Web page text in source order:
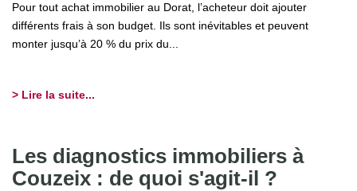
Pour tout achat immobilier au Dorat, l’acheteur doit ajouter
différents frais à son budget. Ils sont inévitables et peuvent
monter jusqu’à 20 % du prix du...
> Lire la suite...
Les diagnostics immobiliers à
Couzeix : de quoi s'agit-il ?